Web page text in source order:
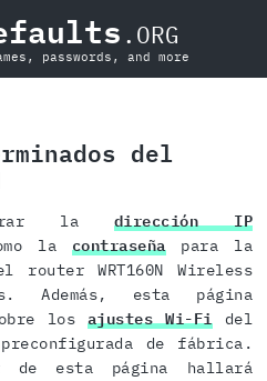
.ORG
passwords, and more
del
la dirección IP
la contraseñapara la
WRT160N Wireless
Además, esta página
los ajustes Wi-Fidel
de fábrica.
esta página hallará